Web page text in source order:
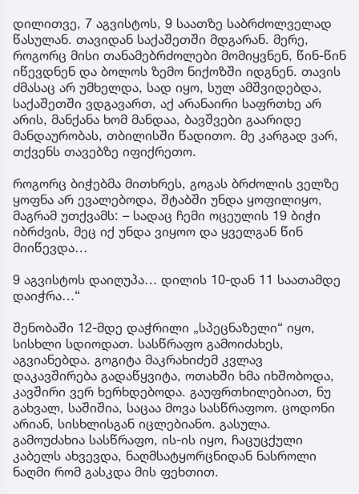
დილითვე, 7 აგვისტოს, 9 საათზე საბრძოლველად
წასულან. თავიდან საქაშეთში მდგარან. მერე,
როგორც მისი თანამებრძოლები მომიყვნენ, წინ-წინ
იწევდნენ და ბოლოს ზემო ნიქოზში იდგნენ. თავის
ძმასაც არ უმხელდა, სად იყო, სულ ამშვიდებდა,
საქაშეთში ვდგავართ, აქ არანაირი საფრთხე არ
არის, მანქანა ხომ მანდაა, ბავშვები გაარიდე
მანდაურობას, თბილისში წადითო. მე კარგად ვარ,
თქვენს თავებზე იფიქრეთო.
როგორც ბიჭებმა მითხრეს, გოგას ბრძოლის ველზე
ყოფნა არ ევალებოდა, შტაბში უნდა ყოფილიყო,
მაგრამ უთქვამს: – სადაც ჩემი ოცეულის 19 ბიჭი
იბრძვის, მეც იქ უნდა ვიყოო და ყველგან წინ
მიიწევდა…
9 აგვისტოს დაიღუპა… დილის 10-დან 11 საათამდე
დაიჭრა…“
შენობაში 12-მდე დაჭრილი „სპეცნაზელი“ იყო,
სისხლი სდიოდათ. სასწრაფო გამოიძახეს,
აგვიანებდა. გოგიტა მაკრახიძემ კვლავ
დაკავშირება გადაწყვიტა, ოთახში ხმა იხშობოდა,
კავშირი ვერ ხერხდებოდა. გაუფრთხილებიათ, ნუ
გახვალ, საშიშია, საცაა მოვა სასწრაფოო. ცოდონი
არიან, სისხლისგან იცლებიანო. გასულა.
გამოუძახია სასწრაფო, ის-ის იყო, ჩაცუცქული
კაბელს ახვევდა, ნაღმსატყორცნიდან ნასროლი
ნაღმი რომ გასკდა მის ფეხთით.